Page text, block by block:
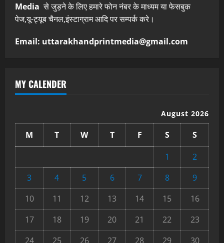
Media से जुड़ने के लिए हमारे फोन नंबर के माध्यम या फेसबुक
पेज,यू-ट्यूब चैनल,इंस्टाग्राम आदि पर सम्पर्क करे।
Email: uttarakhandprintmedia@gmail.com
MY CALENDER
August 2026
M T W T F S
S
1
2
3
4 5 6 7 8
9
10
11 12 13 14 15
16
17
18 19 20 21 22
23
24
25 26 27 28 29 30